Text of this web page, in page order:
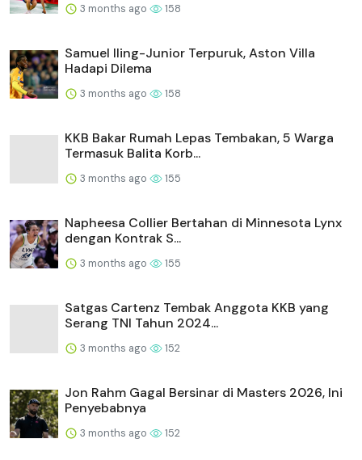
3 months ago 158
Samuel Iling-Junior Terpuruk, Aston Villa
Hadapi Dilema
3 months ago 158
KKB Bakar Rumah Lepas Tembakan, 5 Warga
Termasuk Balita Korb...
3 months ago 155
Napheesa Collier Bertahan di Minnesota Lynx
dengan Kontrak S...
3 months ago 155
Satgas Cartenz Tembak Anggota KKB yang
Serang TNI Tahun 2024...
3 months ago 152
Jon Rahm Gagal Bersinar di Masters 2026, Ini
Penyebabnya
3 months ago 152